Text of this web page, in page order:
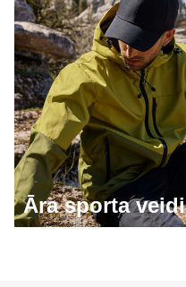
Āra sporta veidi